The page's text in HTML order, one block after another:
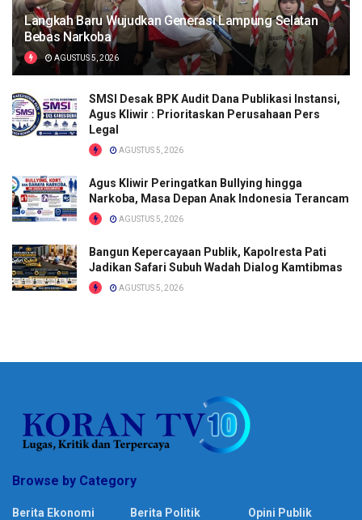
Langkah Baru Wujudkan Generasi Lampung Selatan
Bebas Narkoba
AGUSTUS 5, 2026
SMSI Desak BPK Audit Dana Publikasi Instansi,
Agus Kliwir : Prioritaskan Perusahaan Pers
Legal
AGUSTUS 5, 2026
Agus Kliwir Peringatkan Bullying hingga
Narkoba, Masa Depan Anak Indonesia Terancam
AGUSTUS 5, 2026
Bangun Kepercayaan Publik, Kapolresta Pati
Jadikan Safari Subuh Wadah Dialog Kamtibmas
AGUSTUS 5, 2026
Browse by Category
Berita Ekonomi
Berita Politik
Opini Publik